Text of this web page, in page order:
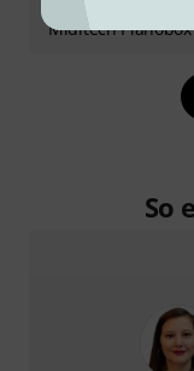
Miditech
So